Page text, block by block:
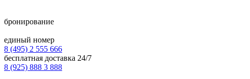
бронирование
единый номер
8 (495) 2 555 666
бесплатная доставка 24/7
8 (925) 888 3 888